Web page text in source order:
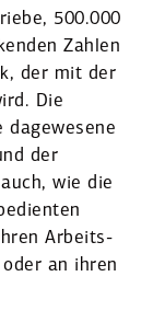
500.000
Zahlen
der mit der
Die
dagewesene
der
wie die
Arbeits­
an ihren